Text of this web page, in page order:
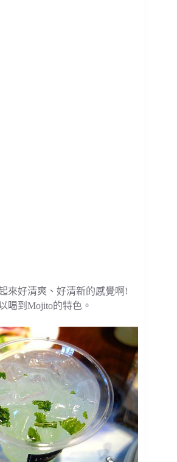
來好清爽、好清新的感覺啊!
喝到Mojito的特色。